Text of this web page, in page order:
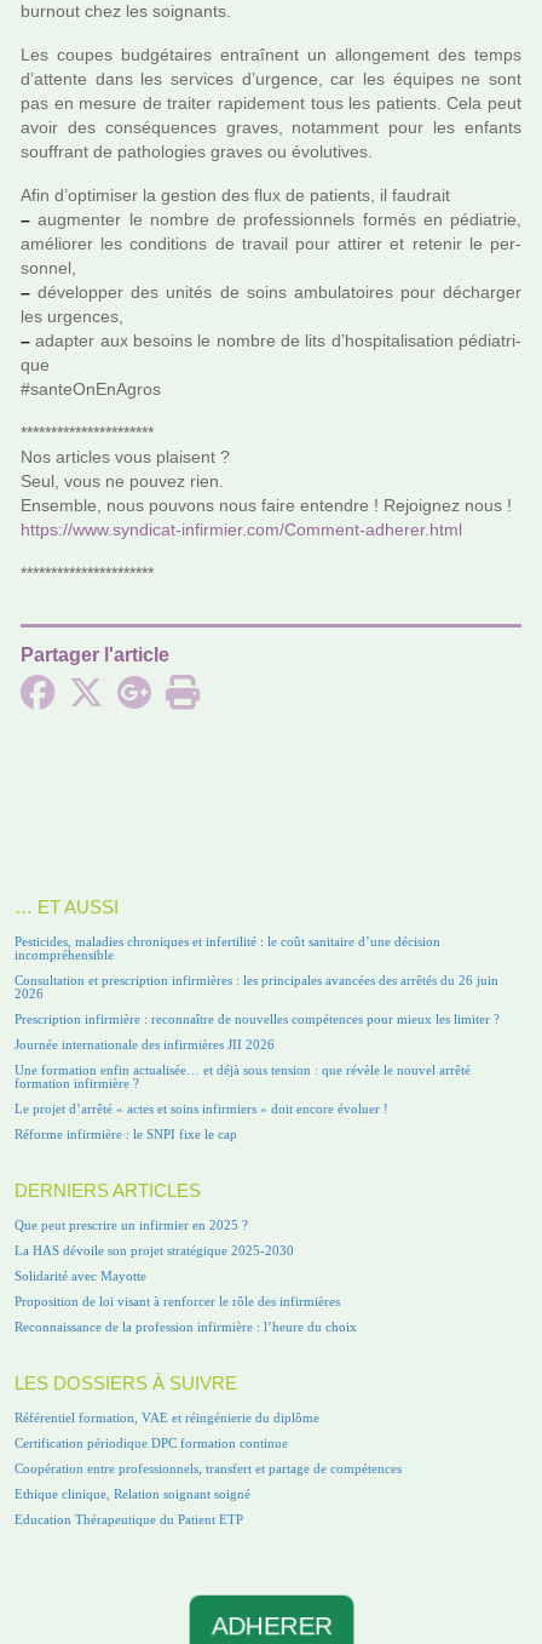
bur­nout chez les soi­gnants.
Les coupes bud­gé­tai­res entraî­nent un allon­ge­ment des temps
d’attente dans les ser­vi­ces d’urgence, car les équipes ne sont
pas en mesure de trai­ter rapi­de­ment tous les patients. Cela peut
avoir des consé­quen­ces graves, notam­ment pour les enfants
souf­frant de patho­lo­gies graves ou évolutives.
Afin d’opti­mi­ser la ges­tion des flux de patients, il fau­drait
– aug­men­ter le nombre de pro­fes­sion­nels formés en pédia­trie,
amé­lio­rer les condi­tions de tra­vail pour atti­rer et rete­nir le per­
son­nel,
– déve­lop­per des unités de soins ambu­la­toi­res pour déchar­ger
les urgen­ces,
– adap­ter aux besoins le nombre de lits d’hos­pi­ta­li­sa­tion pédia­tri­
que
#san­teO­nE­nA­gros
**********************
Nos arti­cles vous plai­sent ?
Seul, vous ne pouvez rien.
Ensemble, nous pou­­vons nous faire enten­­dre ! Rejoignez nous !
https://www.syn­di­cat-infir­mier.com/Comment-adhe­rer.html
**********************
Partager l'article
… ET AUSSI
Pesticides, maladies chroniques et infertilité : le coût sanitaire d’une décision
incompréhensible
Consultation et prescription infirmières : les principales avancées des arrêtés du 26 juin
2026
Prescription infirmière : reconnaître de nouvelles compétences pour mieux les limiter ?
Journée internationale des infirmières JII 2026
Une formation enfin actualisée… et déjà sous tension : que révèle le nouvel arrêté
formation infirmière ?
Le projet d’arrêté « actes et soins infirmiers » doit encore évoluer !
Réforme infirmière : le SNPI fixe le cap
DERNIERS ARTICLES
Que peut prescrire un infirmier en 2025 ?
La HAS dévoile son projet stratégique 2025-2030
Solidarité avec Mayotte
Proposition de loi visant à renforcer le rôle des infirmières
Reconnaissance de la profession infirmière : l’heure du choix
LES DOSSIERS À SUIVRE
Référentiel formation, VAE et réingénierie du diplôme
Certification périodique DPC formation continue
Coopération entre professionnels, transfert et partage de compétences
Ethique clinique, Relation soignant soigné
Education Thérapeutique du Patient ETP
ADHERER